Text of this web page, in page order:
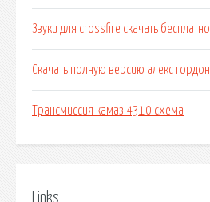
Звуки для crossfire скачать бесплатно
Скачать полную версию алекс гордон
Трансмиссия камаз 4310 схема
Links